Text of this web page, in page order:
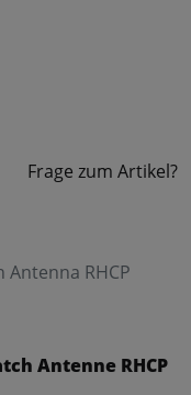
Frage zum Artikel?
Antenna RHCP
Antenne RHCP